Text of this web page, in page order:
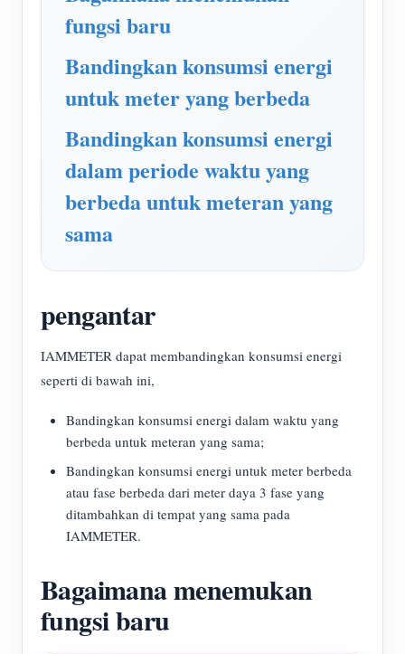
Simulator IAMMETER
Pengukur Virtual
Sistem Peramalan dan Simulasi Energi
Monitor Energi Sistem PV Surya
Monitor Penggunaan Listrik
Sumber daya
FAQ
Berita
Masyarakat
Kontak
fungsi baru
Bandingkan konsumsi energi
untuk meter yang berbeda
Bandingkan konsumsi energi
dalam periode waktu yang
berbeda untuk meteran yang
sama
pengantar
IAMMETER dapat membandingkan konsumsi energi
seperti di bawah ini,
Bandingkan konsumsi energi dalam waktu yang
berbeda untuk meteran yang sama;
Bandingkan konsumsi energi untuk meter berbeda
atau fase berbeda dari meter daya 3 fase yang
ditambahkan di tempat yang sama pada
IAMMETER.
Bagaimana menemukan
fungsi baru